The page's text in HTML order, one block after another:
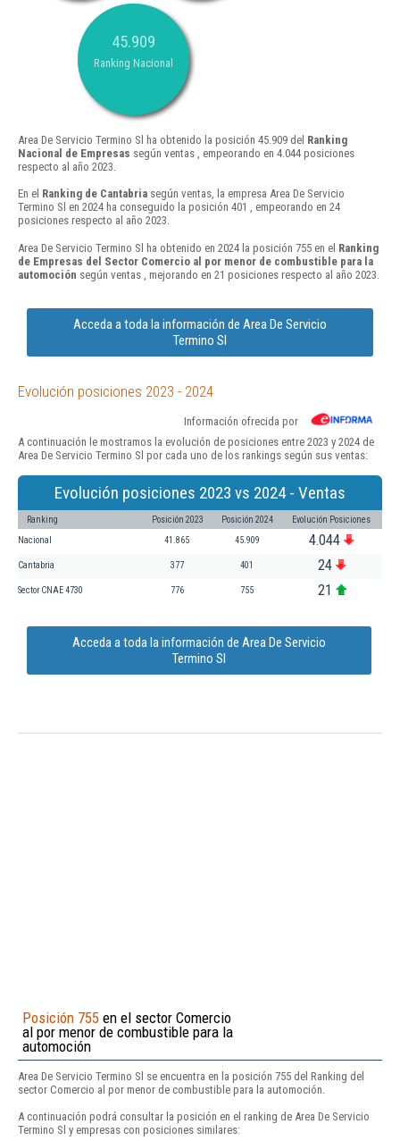
45.909
Ranking Nacional
Area De Servicio Termino Sl ha obtenido la posición 45.909 del Ranking
Nacional de Empresas según ventas , empeorando en 4.044 posiciones
respecto al año 2023.
En el Ranking de Cantabria según ventas, la empresa Area De Servicio
Termino Sl en 2024 ha conseguido la posición 401 , empeorando en 24
posiciones respecto al año 2023.
Area De Servicio Termino Sl ha obtenido en 2024 la posición 755 en el Ranking
de Empresas del Sector Comercio al por menor de combustible para la
automoción según ventas , mejorando en 21 posiciones respecto al año 2023.
Acceda a toda la información de Area De Servicio
Termino Sl
Evolución posiciones 2023 - 2024
Información ofrecida por
A continuación le mostramos la evolución de posiciones entre 2023 y 2024 de
Area De Servicio Termino Sl por cada uno de los rankings según sus ventas:
Evolución posiciones 2023 vs 2024 - Ventas
Ranking Posición 2023 Posición 2024 Evolución Posiciones
Nacional 41.865 45.909 4.044
Cantabria 377 401 24
Sector CNAE 4730 776 755 21
Acceda a toda la información de Area De Servicio
Termino Sl
Posición 755 en el sector Comercio
al por menor de combustible para la
automoción
Area De Servicio Termino Sl se encuentra en la posición 755 del Ranking del
sector Comercio al por menor de combustible para la automoción.
A continuación podrá consultar la posición en el ranking de Area De Servicio
Termino Sl y empresas con posiciones similares: